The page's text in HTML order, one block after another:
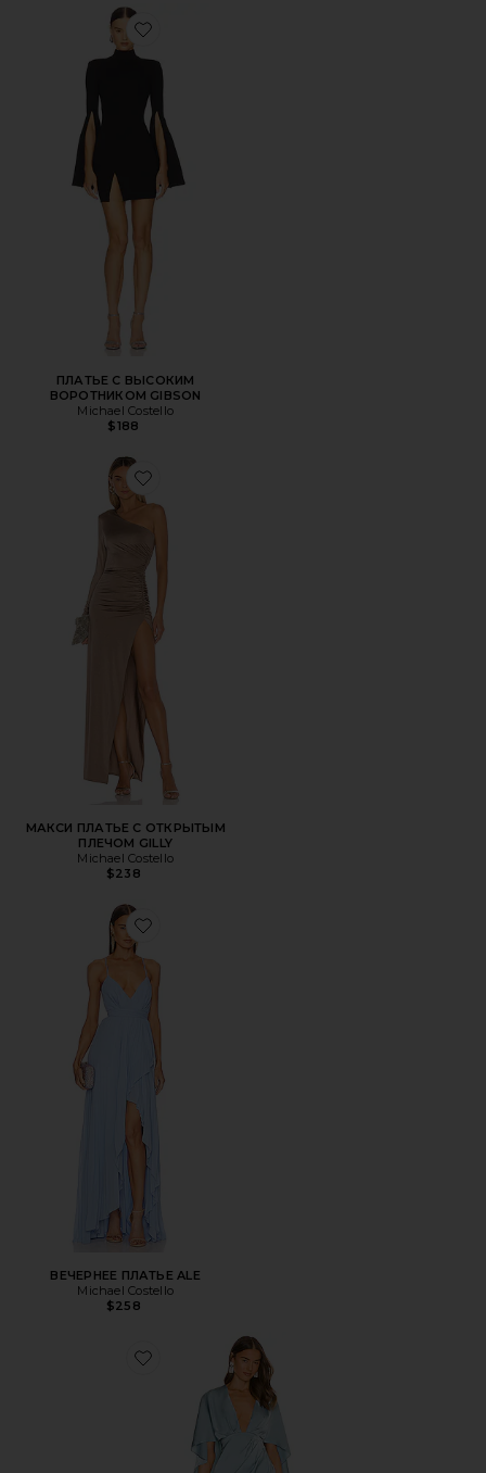
Favorite ПЛАТЬЕ С ВЫСОКИМ ВОРОТНИКОМ GIBSON
ПЛАТЬЕ С ВЫСОКИМ
ВОРОТНИКОМ GIBSON
Michael Costello
$188
Favorite МАКСИ ПЛАТЬЕ С ОТКРЫТЫМ ПЛЕЧОМ GILLY
МАКСИ ПЛАТЬЕ С ОТКРЫТЫМ
ПЛЕЧОМ GILLY
Michael Costello
$238
Favorite ВЕЧЕРНЕЕ ПЛАТЬЕ ALE
ВЕЧЕРНЕЕ ПЛАТЬЕ ALE
Michael Costello
$258
Favorite МИНИ ПЛАТЬЕ COLETTE